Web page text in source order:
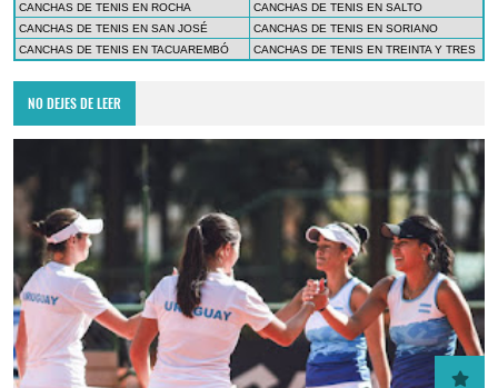
CANCHAS DE TENIS EN ROCHA
CANCHAS DE TENIS EN SALTO
CANCHAS DE TENIS EN SAN JOSÉ
CANCHAS DE TENIS EN SORIANO
CANCHAS DE TENIS EN TACUAREMBÓ
CANCHAS DE TENIS EN TREINTA Y TRES
NO DEJES DE LEER